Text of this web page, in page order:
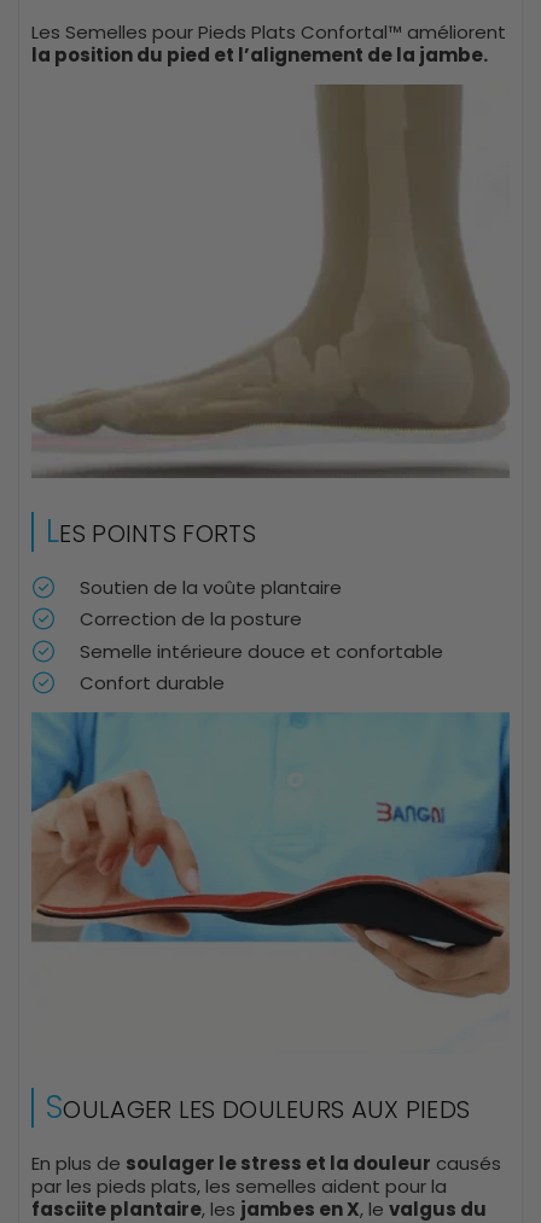
Les Semelles pour Pieds Plats Confortal™ améliorent
la position du pied et l’alignement de la jambe.
LES POINTS FORTS
Soutien de la voûte plantaire
Correction de la posture
Semelle intérieure douce et confortable
Confort durable
SOULAGER LES DOULEURS AUX PIEDS
En plus de soulager le stress et la douleur causés
par les pieds plats, les semelles aident pour la
fasciite plantaire, les jambes en X, le valgus du